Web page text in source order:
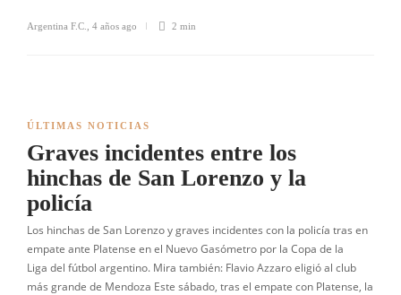
Argentina F.C. 4 años ago 2 min
ÚLTIMAS NOTICIAS
Graves incidentes entre los
hinchas de San Lorenzo y la
policía
Los hinchas de San Lorenzo y graves incidentes con la policía tras en
empate ante Platense en el Nuevo Gasómetro por la Copa de la
Liga del fútbol argentino. Mira también: Flavio Azzaro eligió al club
más grande de Mendoza Este sábado, tras el empate con Platense, la